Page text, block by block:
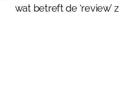
wat betreft de ‘review’